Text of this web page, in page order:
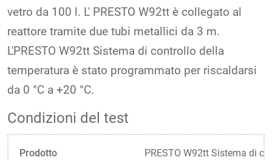
vetro da 100 l. L' PRESTO W92tt è collegato al
reattore tramite due tubi metallici da 3 m.
L'PRESTO W92tt Sistema di controllo della
temperatura è stato programmato per riscaldarsi
da 0 °C a +20 °C.
Condizioni del test
Prodotto PRESTO W92tt Sistema di